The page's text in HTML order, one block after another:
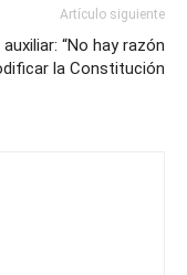
Artículo siguiente
“No hay razón
la Constitución